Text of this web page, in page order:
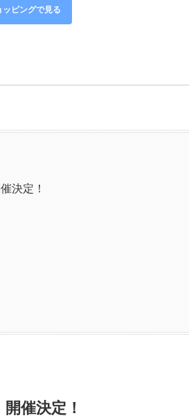
ピングで見る
決定！
催決定！